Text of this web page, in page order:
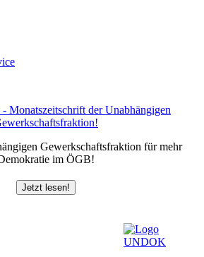
Gewerkschaftsfraktion für mehr
im ÖGB!
Jetzt lesen!